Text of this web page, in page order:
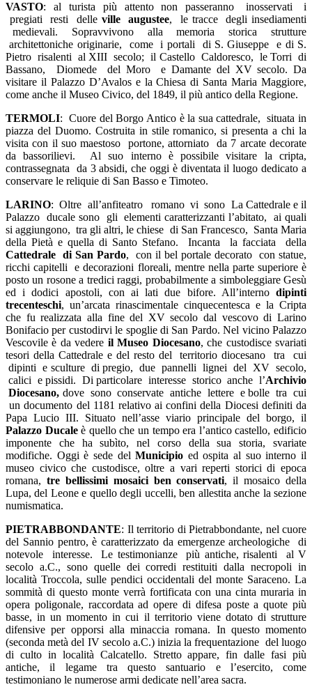
VASTO: al turista più attento non passeranno inosservati i
pregiati resti delle ville augustee, le tracce degli insediamenti
medievali. Sopravvivono alla memoria storica strutture
architettoniche originarie, come i portali di S. Giuseppe e di S.
Pietro risalenti al XIII secolo; il Castello Caldoresco, le Torri di
Bassano, Diomede del Moro e Damante del XV secolo. Da
visitare il Palazzo D’Avalos e la Chiesa di Santa Maria Maggiore,
come anche il Museo Civico, del 1849, il più antico della Regione.
TERMOLI: Cuore del Borgo Antico è la sua cattedrale, situata in
piazza del Duomo. Costruita in stile romanico, si presenta a chi la
visita con il suo maestoso portone, attorniato da 7 arcate decorate
da bassorilievi. Al suo interno è possibile visitare la cripta,
contrassegnata da 3 absidi, che oggi è diventata il luogo dedicato a
conservare le reliquie di San Basso e Timoteo.
LARINO: Oltre all’anfiteatro romano vi sono La Cattedrale e il
Palazzo ducale sono gli elementi caratterizzanti l’abitato, ai quali
si aggiungono, tra gli altri, le chiese di San Francesco, Santa Maria
della Pietà e quella di Santo Stefano. Incanta la facciata della
Cattedrale di San Pardo, con il bel portale decorato con statue,
ricchi capitelli e decorazioni floreali, mentre nella parte superiore è
posto un rosone a tredici raggi, probabilmente a simboleggiare Gesù
ed i dodici apostoli, con ai lati due bifore. All’interno dipinti
trecenteschi, un’arcata rinascimentale cinquecentesca e la Cripta
che fu realizzata alla fine del XV secolo dal vescovo di Larino
Bonifacio per custodirvi le spoglie di San Pardo. Nel vicino Palazzo
Vescovile è da vedere il Museo Diocesano, che custodisce svariati
tesori della Cattedrale e del resto del territorio diocesano tra cui
dipinti e sculture di pregio, due pannelli lignei del XV secolo,
calici e pissidi. Di particolare interesse storico anche l’Archivio
Diocesano, dove sono conservate antiche lettere e bolle tra cui
un documento del 1181 relativo ai confini della Diocesi definiti da
Papa Lucio III. Situato nell’asse viario principale del borgo, il
Palazzo Ducaleè quello che un tempo era l’antico castello, edificio
imponente che ha subìto, nel corso della sua storia, svariate
modifiche. Oggi è sede delMunicipio ed ospita al suo interno il
museo civico che custodisce, oltre a vari reperti storici di epoca
romana, tre bellissimi mosaici ben conservati, il mosaico della
Lupa, del Leone e quello degli uccelli, ben allestita anche la sezione
numismatica.
PIETRABBONDANTE: Il territorio di Pietrabbondante, nel cuore
del Sannio pentro, è caratterizzato da emergenze archeologiche di
notevole interesse. Le testimonianze più antiche, risalenti al V
secolo a.C., sono quelle dei corredi restituiti dalla necropoli in
località Troccola, sulle pendici occidentali del monte Saraceno. La
sommità di questo monte verrà fortificata con una cinta muraria in
opera poligonale, raccordata ad opere di difesa poste a quote più
basse, in un momento in cui il territorio viene dotato di strutture
difensive per opporsi alla minaccia romana. In questo momento
(seconda metà del IV secolo a.C.) inizia la frequentazione del luogo
di culto in località Calcatello. Stretto appare, fin dalle fasi più
antiche, il legame tra questo santuario e l’esercito, come
testimoniano le numerose armi dedicate nell’area sacra.